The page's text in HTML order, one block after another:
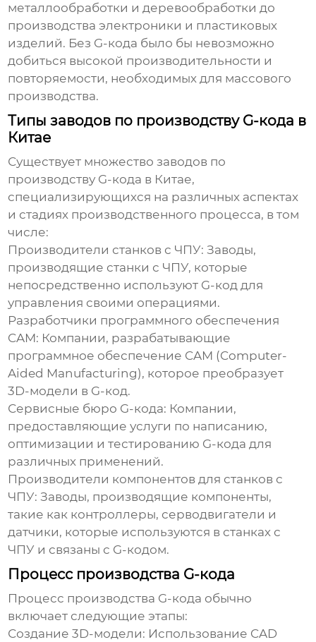
металлообработки и деревообработки до
производства электроники и пластиковых
изделий. Без G-кода было бы невозможно
добиться высокой производительности и
повторяемости, необходимых для массового
производства.
Типы заводов по производству G-кода в
Китае
Существует множествозаводов по
производству G-кода в Китае,
специализирующихся на различных аспектах
и стадиях производственного процесса, в том
числе:
Производители станков с ЧПУ: Заводы,
производящие станки с ЧПУ, которые
непосредственно используют G-код для
управления своими операциями.
Разработчики программного обеспечения
CAM: Компании, разрабатывающие
программное обеспечение CAM (Computer-
Aided Manufacturing), которое преобразует
3D-модели в G-код.
Сервисные бюро G-кода: Компании,
предоставляющие услуги по написанию,
оптимизации и тестированию G-кода для
различных применений.
Производители компонентов для станков с
ЧПУ: Заводы, производящие компоненты,
такие как контроллеры, серводвигатели и
датчики, которые используются в станках с
ЧПУ и связаны с G-кодом.
Процесс производства G-кода
Процесс производства G-кода обычно
включает следующие этапы:
Создание 3D-модели: Использование CAD